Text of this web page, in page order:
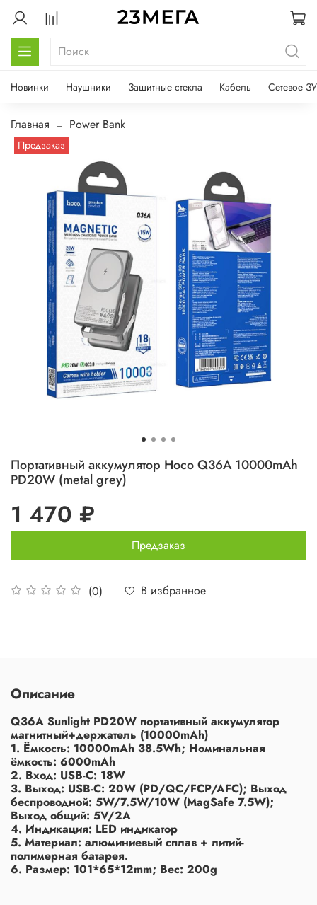
Новинки Наушники Защитные стекла Кабель Сетевое ЗУ
Главная Power Bank
Предзаказ
Портативный аккумулятор Hoco Q36A 10000mAh
PD20W (metal grey)
(0) В избранное
1 470 ₽
Предзаказ
Описание
Q36A Sunlight PD20W портативный аккумулятор
магнитный+держатель (10000mAh)
1. Ёмкость: 10000mAh 38.5Wh; Номинальная
ёмкость: 6000mAh
2. Вход: USB-C: 18W
3. Выход: USB-C: 20W (PD/QC/FCP/AFC); Выход
беспроводной: 5W/7.5W/10W (MagSafe 7.5W);
Выход общий: 5V/2A
4. Индикация: LED индикатор
5. Материал: алюминиевый сплав + литий-
полимерная батарея.
6. Размер: 101*65*12mm; Вес: 200g